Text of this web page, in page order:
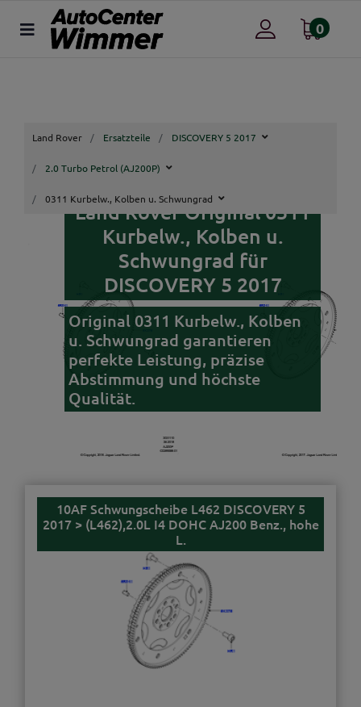
0
Land Rover Ersatzteile DISCOVERY 5 2017
2.0 Turbo Petrol (AJ200P)
0311 Kurbelw., Kolben u. Schwungrad
Land Rover Original 0311
Kurbelw., Kolben u.
Schwungrad für
DISCOVERY 5 2017
Original 0311 Kurbelw., Kolben
u. Schwungrad garantieren
perfekte Leistung, präzise
Abstimmung und höchste
Qualität.
10AF Schwungscheibe L462 DISCOVERY 5
2017 > (L462),2.0L I4 DOHC AJ200 Benz., hohe
L.